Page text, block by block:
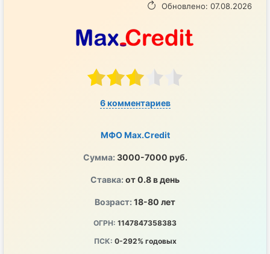
Обновлено: 07.08.2026
6 комментариев
МФО Max.Credit
Сумма: 3000-7000 руб.
Ставка: от 0.8 в день
Возраст: 18-80 лет
ОГРН: 1147847358383
ПСК: 0-292% годовых